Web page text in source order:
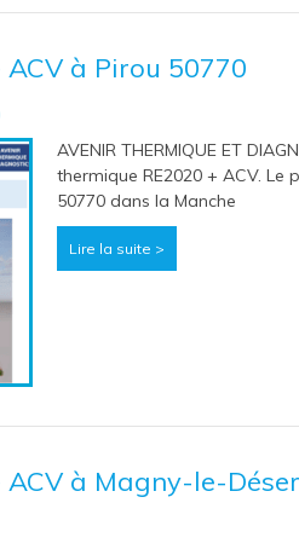
à Pirou 50770
AVENIR THERMIQUE ET
thermique RE2020 + ACV. Le
50770 dans la Manche
Lire la suite >
à Magny-le-